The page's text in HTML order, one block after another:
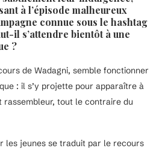
à l’épisode malheureux
connue sous le hashtag
il s’attendre bientôt à une
?
de Wadagni, semble fonctionner
: il s’y projette pour apparaître à
rassembleur, tout le contraire du
les jeunes se traduit par le recours